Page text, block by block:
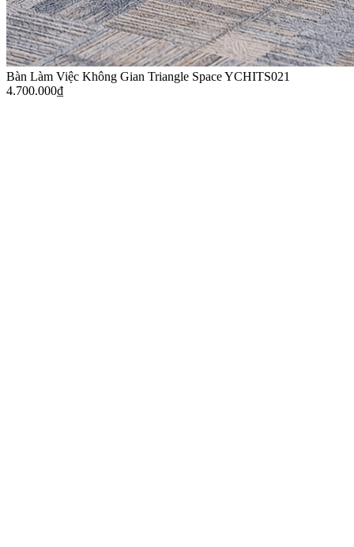
Bàn Làm Việc Không Gian Triangle Space YCHITS021
4.700.000₫